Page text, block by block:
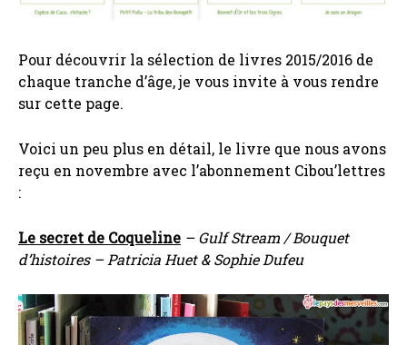
Pour découvrir la sélection de livres 2015/2016 de
chaque tranche d’âge, je vous invite à vous rendre
sur cette page.
Voici un peu plus en détail, le livre que nous avons
reçu en novembre avec l’abonnement Cibou’lettres
:
Le secret de Coqueline – Gulf Stream / Bouquet
d’histoires – Patricia Huet & Sophie Dufeu